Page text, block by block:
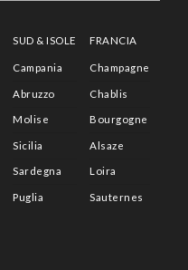
SUD & ISOLE
Campania
Abruzzo
Molise
Sicilia
Sardegna
Puglia
FRANCIA
Champagne
Chablis
Bourgogne
Alsaze
Loira
Sauternes